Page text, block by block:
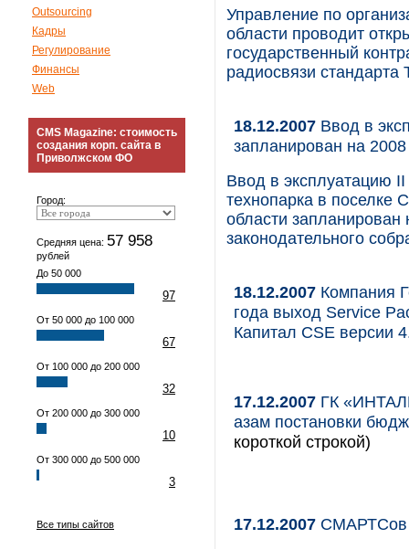
Outsourcing
Кадры
Регулирование
Финансы
Web
CMS Magazine: стоимость
создания корп. сайта в
Приволжском ФО
Город:
Средняя цена: 57 958
рублей
До 50 000
97
От 50 000 до 100 000
67
От 100 000 до 200 000
32
От 200 000 до 300 000
10
От 300 000 до 500 000
3
Все типы сайтов
Управление по
области проводит
государственный
радиосвязи
18.12.2007 Ввод в
запланирован на 2008
Ввод в эксплуатацию
технопарка в поселке
области запланирован
законодательного
18.12.2007 Компания
года выход Service
Капитал CSE версии
17.12.2007 ГК
азам постановки
короткой строкой)
17.12.2007 СМАРТСов